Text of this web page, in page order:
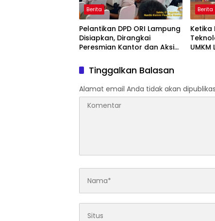
Berita
Pelantikan DPD ORI Lampung
Disiapkan, Dirangkai
Peresmian Kantor dan Aksi
Berita
Ketika
Tinggalkan Balasan
Alamat email Anda tidak akan